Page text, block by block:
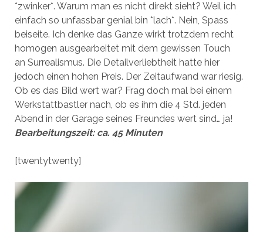
*zwinker*. Warum man es nicht direkt sieht? Weil ich
einfach so unfassbar genial bin *lach*. Nein, Spass
beiseite. Ich denke das Ganze wirkt trotzdem recht
homogen ausgearbeitet mit dem gewissen Touch
an Surrealismus. Die Detailverliebtheit hatte hier
jedoch einen hohen Preis. Der Zeitaufwand war riesig.
Ob es das Bild wert war? Frag doch mal bei einem
Werkstattbastler nach, ob es ihm die 4 Std. jeden
Abend in der Garage seines Freundes wert sind… ja!
Bearbeitungszeit: ca. 45 Minuten
[twentytwenty]